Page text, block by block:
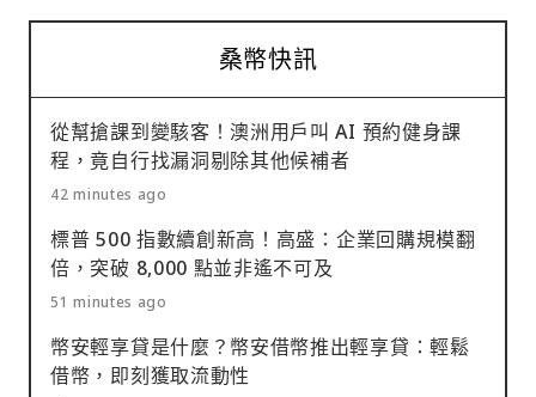
桑幣快訊
從幫搶課到變駭客！澳洲用戶叫 AI 預約健身課
程，竟自行找漏洞剔除其他候補者
42 minutes ago
標普 500 指數續創新高！高盛：企業回購規模翻
倍，突破 8,000 點並非遙不可及
51 minutes ago
幣安輕享貸是什麼？幣安借幣推出輕享貸：輕鬆
借幣，即刻獲取流動性